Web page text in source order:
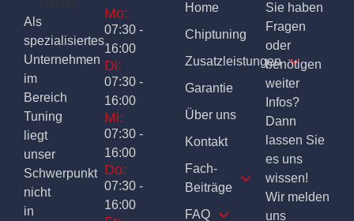
Als
spezialisiertes
Unternehmen
im
Bereich
Tuning
liegt
unser
Schwerpunkt
nicht
in
Mo:
07:30 -
16:00
Di:
07:30 -
16:00
Mi:
07:30 -
16:00
Do:
07:30 -
16:00
Home
Chiptuning
Zusatzleistungen
Garantie
Über uns
Kontakt
Fach-
Beiträge
FAQ
Sie haben
Fragen
oder
benötigen
weiter
Infos?
Dann
lassen Sie
es uns
wissen!
Wir melden
uns